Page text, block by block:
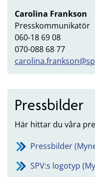
Carolina Frankson
Presskommunikatör
060-18 69 08
070-088 68 77
Pressbilder
Här hittar du våra
Pressbilder
SPV:s logotyp